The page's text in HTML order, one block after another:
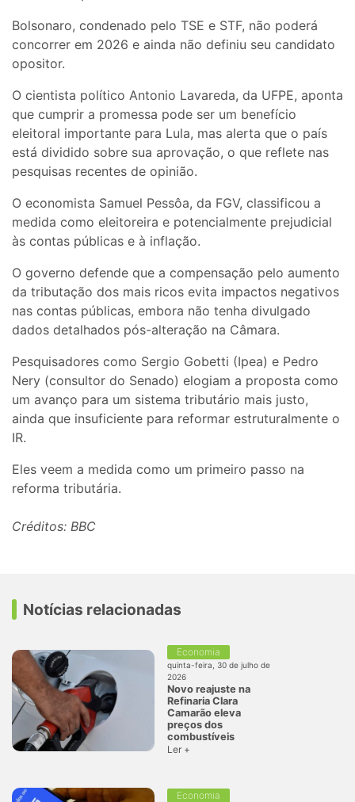
Bolsonaro, condenado pelo TSE e STF, não poderá
concorrer em 2026 e ainda não definiu seu candidato
opositor.
O cientista político Antonio Lavareda, da UFPE, aponta
que cumprir a promessa pode ser um benefício
eleitoral importante para Lula, mas alerta que o país
está dividido sobre sua aprovação, o que reflete nas
pesquisas recentes de opinião.
O economista Samuel Pessôa, da FGV, classificou a
medida como eleitoreira e potencialmente prejudicial
às contas públicas e à inflação.
O governo defende que a compensação pelo aumento
da tributação dos mais ricos evita impactos negativos
nas contas públicas, embora não tenha divulgado
dados detalhados pós-alteração na Câmara.
Pesquisadores como Sergio Gobetti (Ipea) e Pedro
Nery (consultor do Senado) elogiam a proposta como
um avanço para um sistema tributário mais justo,
ainda que insuficiente para reformar estruturalmente o
IR.
Eles veem a medida como um primeiro passo na
reforma tributária.
Créditos: BBC
Notícias relacionadas
Economia
quinta-feira, 30 de julho de
2026
Novo reajuste na
Refinaria Clara
Camarão eleva
preços dos
combustíveis
Ler +
Economia